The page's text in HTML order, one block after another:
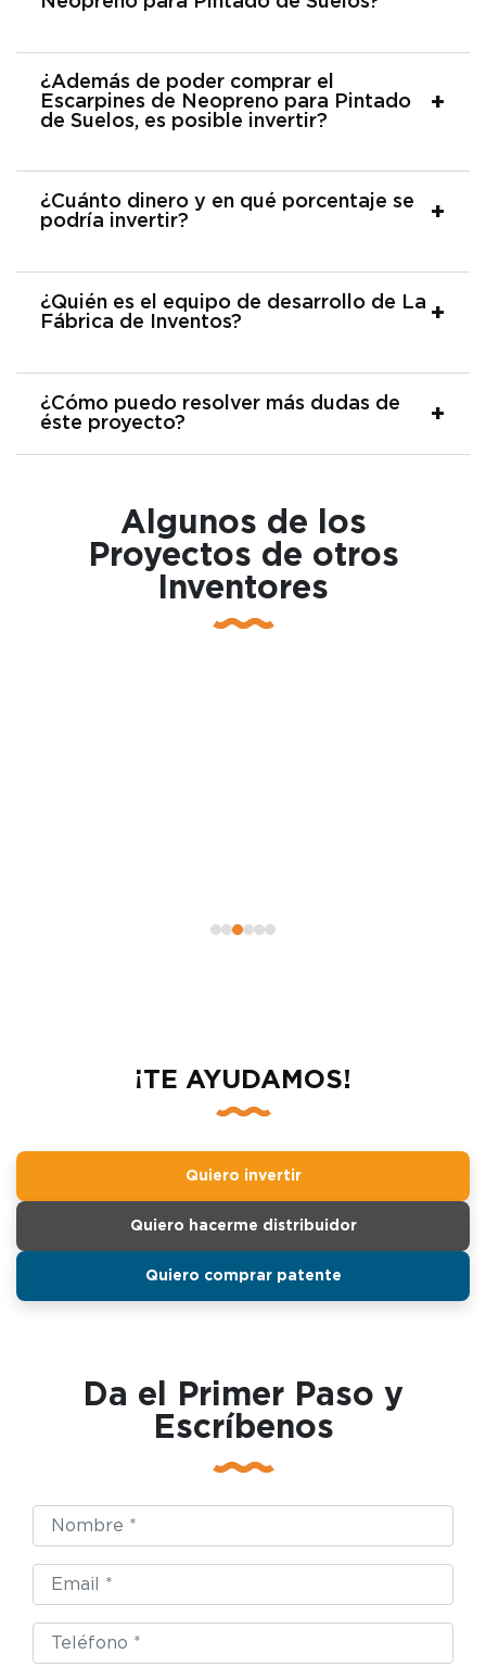
¿Además de poder comprar el
Escarpines de Neopreno para Pintado
de Suelos, es posible invertir?
¿Cuánto dinero y en qué porcentaje se
podría invertir?
¿Quién es el equipo de desarrollo de La
Fábrica de Inventos?
¿Cómo puedo resolver más dudas de
éste proyecto?
Algunos de los
Proyectos de otros
Inventores
¡TE AYUDAMOS!
Quiero invertir
Quiero hacerme distribuidor
Quiero comprar patente
Da el Primer Paso y
Escríbenos